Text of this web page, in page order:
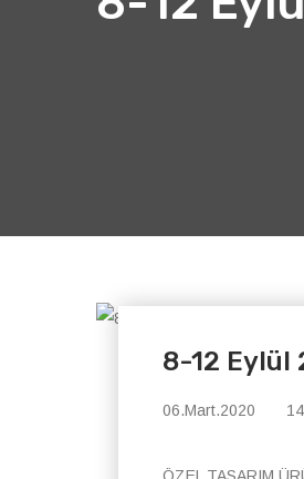
8-12 Eylül
06.Mart.2020